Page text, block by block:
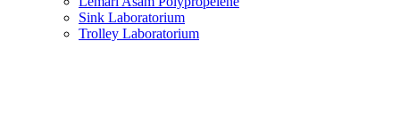
Sink Laboratorium
Trolley Laboratorium